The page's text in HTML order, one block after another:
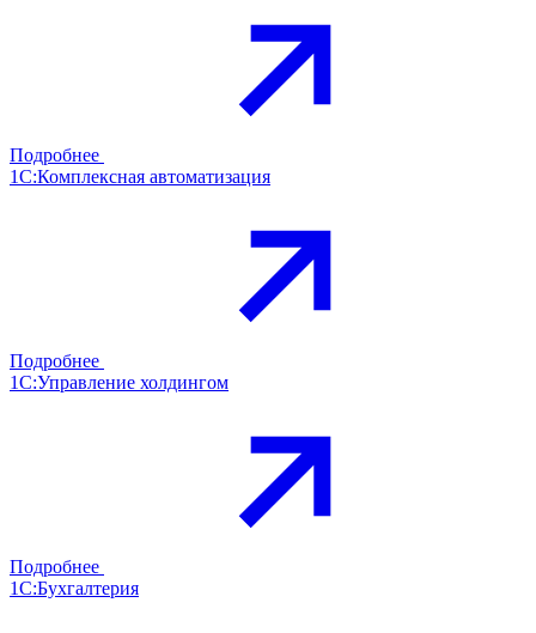
Подробнее
1С:Комплексная автоматизация
Подробнее
1С:Управление холдингом
Подробнее
1С:Бухгалтерия